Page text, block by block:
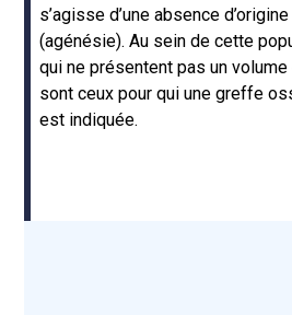
s’agisse d’une absence
(agénésie). Au sein de cette
qui ne présentent pas un
sont ceux pour qui une greffe
est indiquée.